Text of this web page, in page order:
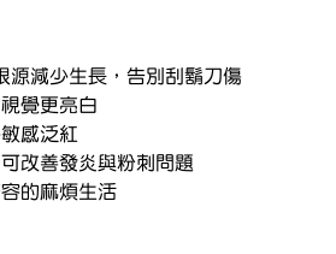
直達毛囊，從根源減少生長，告別刮鬍刀傷
勻、視覺更亮白
減少敏感泛紅
效果，可改善發炎與粉刺問題
日修容的麻煩生活